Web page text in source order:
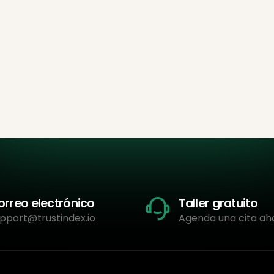
electrónico Taller gratuito
Agenda una cita